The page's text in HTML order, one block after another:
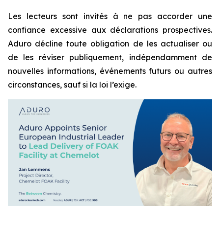
Les lecteurs sont invités à ne pas accorder une
confiance excessive aux déclarations prospectives.
Aduro décline toute obligation de les actualiser ou
de les réviser publiquement, indépendamment de
nouvelles informations, événements futurs ou autres
circonstances, sauf si la loi l’exige.